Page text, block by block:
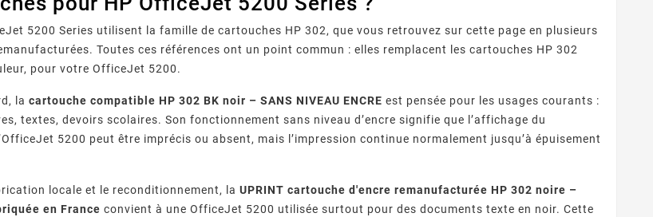
5200 Series utilisent la famille de cartouches HP 302, que vous retrouvez sur cette page en plusieurs
Toutes ces références ont un point commun : elles remplacent les cartouches HP 302
pour votre OfficeJet 5200.
lacartouche compatible HP 302 BK noir – SANS NIVEAU ENCRE est pensée pour les usages courants :
textes, devoirs scolaires. Son fonctionnement sans niveau d’encre signifie que l’affichage du
5200 peut être imprécis ou absent, mais l’impression continue normalement jusqu’à épuisement
locale et le reconditionnement, laUPRINT cartouche d'encre remanufacturée HP 302 noire –
en France convient à une OfficeJet 5200 utilisée surtout pour des documents texte en noir. Cette